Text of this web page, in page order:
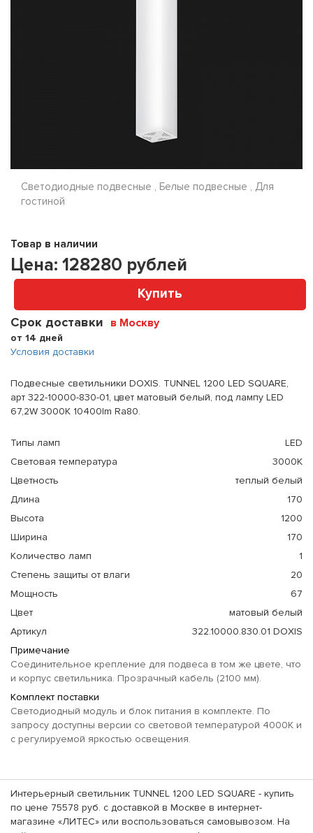
Светодиодные подвесные , Белые подвесные , Для
гостиной
Товар в наличии
Цена: 128280 рублей
Купить
Срок доставки в Москву
от 14 дней
Условия доставки
Подвесные светильники DOXIS. TUNNEL 1200 LED SQUARE,
арт 322-10000-830-01, цвет матовый белый, под лампу LED
67,2W 3000K 10400lm Ra80.
Типы ламп
LED
Световая температура
3000К
Цветность
теплый белый
Длина
170
Высота
1200
Ширина
170
Количество ламп
1
Степень защиты от влаги
20
Мощность
67
Цвет
матовый белый
Артикул
322.10000.830.01 DOXIS
Примечание
Соединительное крепление для подвеса в том же цвете, что
и корпус светильника. Прозрачный кабель (2100 мм).
Комплект поставки
Светодиодный модуль и блок питания в комплекте. По
запросу доступны версии со световой температурой 4000K и
с регулируемой яркостью освещения.
Интерьерный светильник TUNNEL 1200 LED SQUARE - купить
по цене 75578 руб. с доставкой в Москве в интернет-
магазине «ЛИТЕС» или воспользоваться самовывозом. На